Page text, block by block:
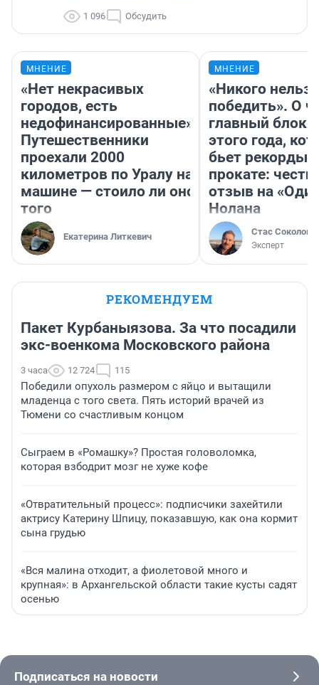
1 096 Обсудить
МНЕНИЕ
«Нет некрасивых
городов, есть
недофинансированные».
Путешественники
проехали 2000
километров по Уралу на
машине — стоило ли оно
того
Екатерина Литкевич
МНЕНИЕ
«Никого нельзя
победить». О
главный
этого года,
бьет рекорды в
прокате:
отзыв на
Нолана
Стас Соколов
Эксперт
РЕКОМЕНДУЕМ
Пакет Курбаныязова. За что посадили
экс-военкома Московского района
3 часа 12 724 115
Победили опухоль размером с яйцо и вытащили
младенца с того света. Пять историй врачей из
Тюмени со счастливым концом
Сыграем в «Ромашку»? Простая головоломка,
которая взбодрит мозг не хуже кофе
«Отвратительный процесс»: подписчики захейтили
актрису Катерину Шпицу, показавшую, как она кормит
сына грудью
«Вся малина отходит, а фиолетовой много и
крупная»: в Архангельской области такие кусты садят
осенью
Подписаться на новости